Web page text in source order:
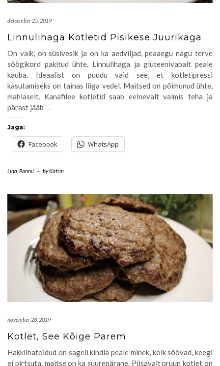
detsember 25, 2019
Linnulihaga Kotletid Pisikese Juurikaga
On valk, on süsivesik ja on ka aedviljad, peaaegu nagu terve
söögikord pakitud ühte. Linnulihaga ja gluteenivabalt peale
kauba. Ideaalist on puudu vaid see, et kotletipressi
kasutamiseks on tainas liiga vedel. Maitsed on põimunud ühte,
mahlaselt. Kanafilee kotletid saab eelnevalt valmis teha ja
pärast jääb …
Jaga:
Facebook WhatsApp
Liha Pannil - byKatrin
november 28, 2019
Kotlet, See Kõige Parem
Hakklihatoidud on sageli kindla peale minek, kõik söövad, keegi
ei pirtsuta, maitse on ka suurepärane. Piisavalt pruun kotlet on